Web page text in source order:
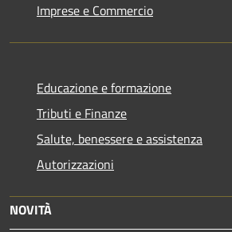
Imprese e Commercio
Educazione e formazione
Tributi e Finanze
Salute, benessere e assistenza
Autorizzazioni
NOVITÀ